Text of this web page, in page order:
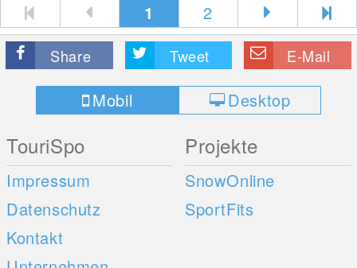
1 2
Share Tweet E-Mail
Mobil Desktop
TouriSpo
Impressum
Datenschutz
Kontakt
Projekte
SnowOnline
SportFits